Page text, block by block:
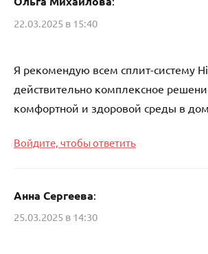
22.03.2025 в 15:40
Я рекомендую всем сплит-систему
действительно комплексное
комфортной и здоровой среды в
Войдите, чтобы ответить
Анна Сергеева:
25.03.2025 в 14:30